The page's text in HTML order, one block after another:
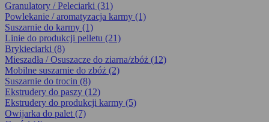
Granulatory / Peleciarki (31)
Powlekanie / aromatyzacja karmy (1)
Suszarnie do karmy (1)
Linie do produkcji pelletu (21)
Brykieciarki (8)
Mieszadła / Osuszacze do ziarna/zbóż (12)
Mobilne suszarnie do zbóż (2)
Suszarnie do trocin (8)
Ekstrudery do paszy (12)
Ekstrudery do produkcji karmy (5)
Owijarka do palet (7)